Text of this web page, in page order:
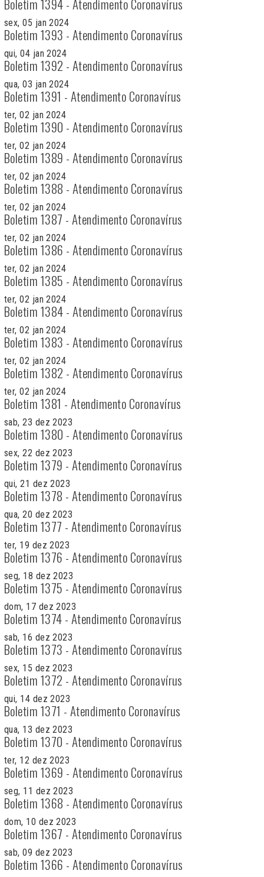
Boletim 1394 - Atendimento Coronavírus
sex, 05 jan 2024
Boletim 1393 - Atendimento Coronavírus
qui, 04 jan 2024
Boletim 1392 - Atendimento Coronavírus
qua, 03 jan 2024
Boletim 1391 - Atendimento Coronavírus
ter, 02 jan 2024
Boletim 1390 - Atendimento Coronavírus
ter, 02 jan 2024
Boletim 1389 - Atendimento Coronavírus
ter, 02 jan 2024
Boletim 1388 - Atendimento Coronavírus
ter, 02 jan 2024
Boletim 1387 - Atendimento Coronavírus
ter, 02 jan 2024
Boletim 1386 - Atendimento Coronavírus
ter, 02 jan 2024
Boletim 1385 - Atendimento Coronavírus
ter, 02 jan 2024
Boletim 1384 - Atendimento Coronavírus
ter, 02 jan 2024
Boletim 1383 - Atendimento Coronavírus
ter, 02 jan 2024
Boletim 1382 - Atendimento Coronavírus
ter, 02 jan 2024
Boletim 1381 - Atendimento Coronavírus
sab, 23 dez 2023
Boletim 1380 - Atendimento Coronavírus
sex, 22 dez 2023
Boletim 1379 - Atendimento Coronavírus
qui, 21 dez 2023
Boletim 1378 - Atendimento Coronavírus
qua, 20 dez 2023
Boletim 1377 - Atendimento Coronavírus
ter, 19 dez 2023
Boletim 1376 - Atendimento Coronavírus
seg, 18 dez 2023
Boletim 1375 - Atendimento Coronavírus
dom, 17 dez 2023
Boletim 1374 - Atendimento Coronavírus
sab, 16 dez 2023
Boletim 1373 - Atendimento Coronavírus
sex, 15 dez 2023
Boletim 1372 - Atendimento Coronavírus
qui, 14 dez 2023
Boletim 1371 - Atendimento Coronavírus
qua, 13 dez 2023
Boletim 1370 - Atendimento Coronavírus
ter, 12 dez 2023
Boletim 1369 - Atendimento Coronavírus
seg, 11 dez 2023
Boletim 1368 - Atendimento Coronavírus
dom, 10 dez 2023
Boletim 1367 - Atendimento Coronavírus
sab, 09 dez 2023
Boletim 1366 - Atendimento Coronavírus